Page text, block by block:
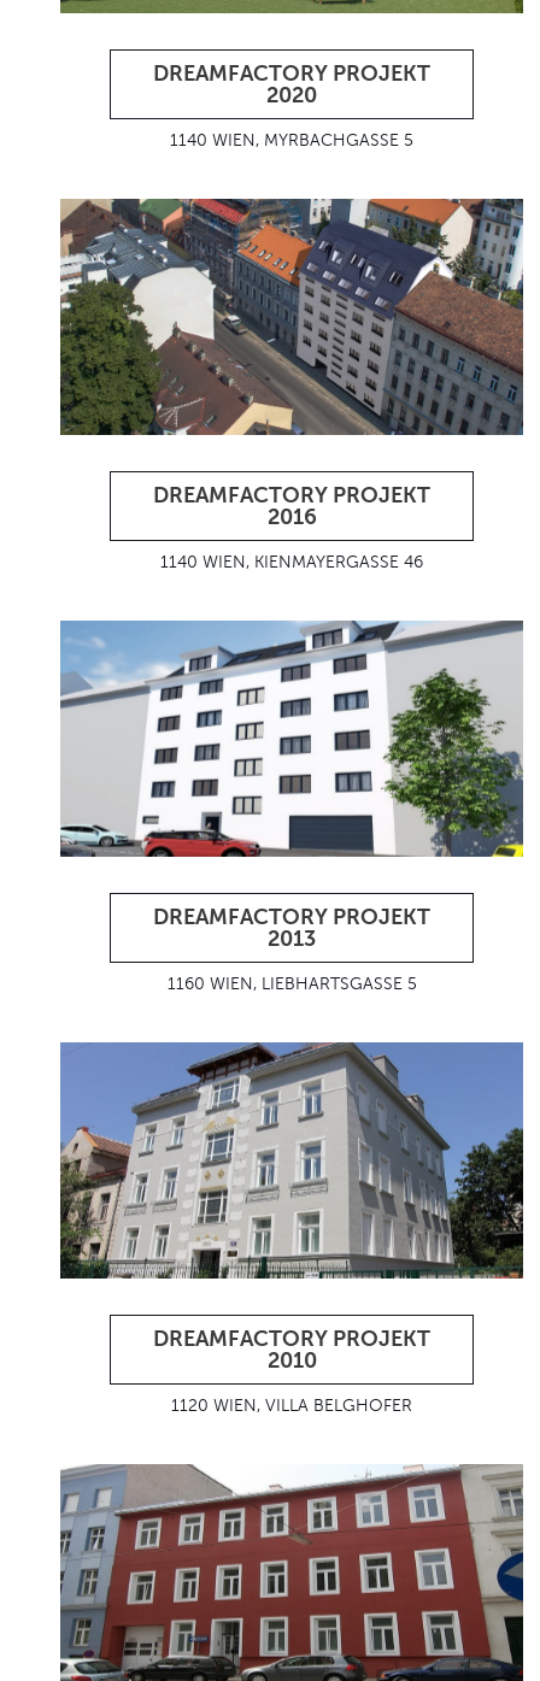
DREAMFACTORY PROJEKT
2020
1140 WIEN, MYRBACHGASSE 5
DREAMFACTORY PROJEKT
2016
1140 WIEN, KIENMAYERGASSE 46
DREAMFACTORY PROJEKT
2013
1160 WIEN, LIEBHARTSGASSE 5
DREAMFACTORY PROJEKT
2010
1120 WIEN, VILLA BELGHOFER